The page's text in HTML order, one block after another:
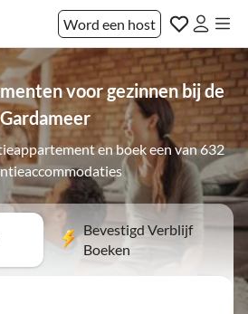
Word een host
voor gezinnen bij de
Gardameer
en boek een van 632
Bevestigd Verblijf
Boeken